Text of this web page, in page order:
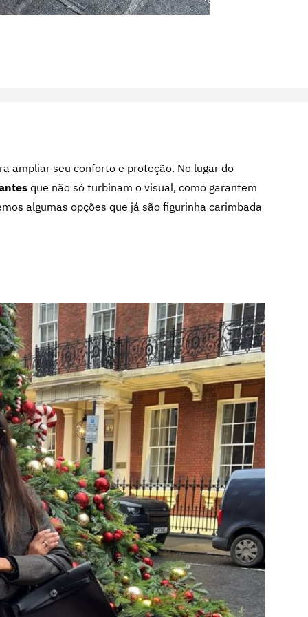
ampliar seu conforto e proteção. No lugar do
que não só turbinam o visual, como garantem
algumas opções que já são figurinha carimbada